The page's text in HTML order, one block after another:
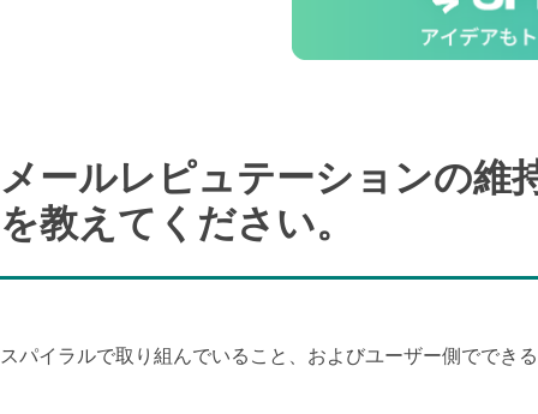
メールレピュテーションの維
を教えてください。
スパイラルで取り組んでいること、およびユーザー側ででき